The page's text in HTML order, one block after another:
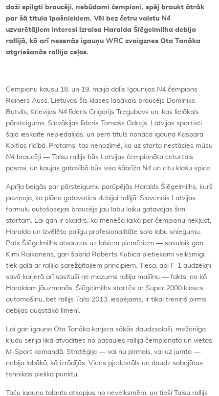
daži spilgti braucēji, nebūdami čempioni, spēj braukt ātrāk
par šā titula īpašniekiem. Vēl bez četru valstu N4
uzvarētājiem interesi izraisa Haralda Šlēgelmilha debija
rallijā, kā arī nesenās igauņu WRC zvaigznes Ota Tanāka
atgriešanās rallija ceļos.
Čempionu kausu 18. un 19. maijā dalīs Igaunijas N4 čempions
Rainers Auss, Lietuvas šīs klases labākais braucējs Dominiks
Butvils, Krievijas N4 līderis Grigorijs Tregubovs un, kas lielākais
pārsteigums, Slovākijas līderis Tomašs Odrejs. Latvijas sportisti
šajā ieskaitē nepiedalījās, un pērn tituls nonāca igauņa Kaspara
Koitlas rīcībā. Protams, tas nenozīmē, ka uz starta nestāsies mūsu
N4 braucēji — Talsu rallijs būs Latvijas čempionāta ceturtais
posms, un kaujas gatavībā būs visa šābrīža N4 un citu klašu spice.
Aprīļa beigās par pārsteigumu parūpējās Haralds Šlēgelmilhs, kurš
paziņoja, ka plāno gatavoties debijai rallijā. Slavenais Latvijas
formulu autošosejas braucējs jau labu laiku gatavojas šim
startam. Lai gan ir skaidrs, ka mēneša laikā par čempionu nekļūst,
Haralda un izvēlēto palīgu profesionalitāte sola labu sniegumu.
Pats Šlēgelmilhs atsaucas uz labiem piemēriem — savulaik gan
Kimi Raikonens, gan šobrīd Roberts Kubica pietiekami veiksmīgi
tiek galā ar rallija sarežģītajiem principiem. Tiesa, abi F-1 audzēkņi
savā karjerā arī sasituši ne mazums rallija mašīnu — fakts, no kā
Haraldam jāuzmanās. Šlēgelmilhs startēs ar Super 2000 klases
automašīnu, bet rallijs Talsi 2013, iespējams, ir tikai treniņš pirms
debijas augstākā līmenī.
Lai gan igauņa Ota Tanāka karjera sākās daudzsološi, mežonīga
kļūdu sērija lika atvadīties no pasaules rallija čempionāta un vietas
M-Sport komandā. Stratēģija — vai nu pirmais, vai uz jumta —
nebija labākā, kā izrādījās. Viens pjedestāls un daudz sabojātas
tehnikas pielika punktu.
Taču igauņu talants atkopjas no neveiksmēm, un tieši Talsu rallijs